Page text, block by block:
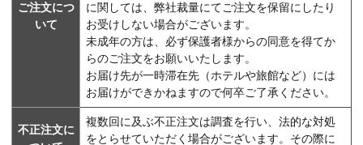
ご注文につ
いて
に関しては、弊社裁量にてご注文を保留にしたり
お受けしない場合がございます。
未成年の方は、必ず保護者様からの同意を得てか
らのご注文をお願いいたします。
お届け先が一時滞在先（ホテルや旅館など）には
お届けができかねますので何卒ご了承ください。
不正注文に
複数回に及ぶ不正注文は調査を行い、法的な対処
をとらせていただく場合がございます。その際に